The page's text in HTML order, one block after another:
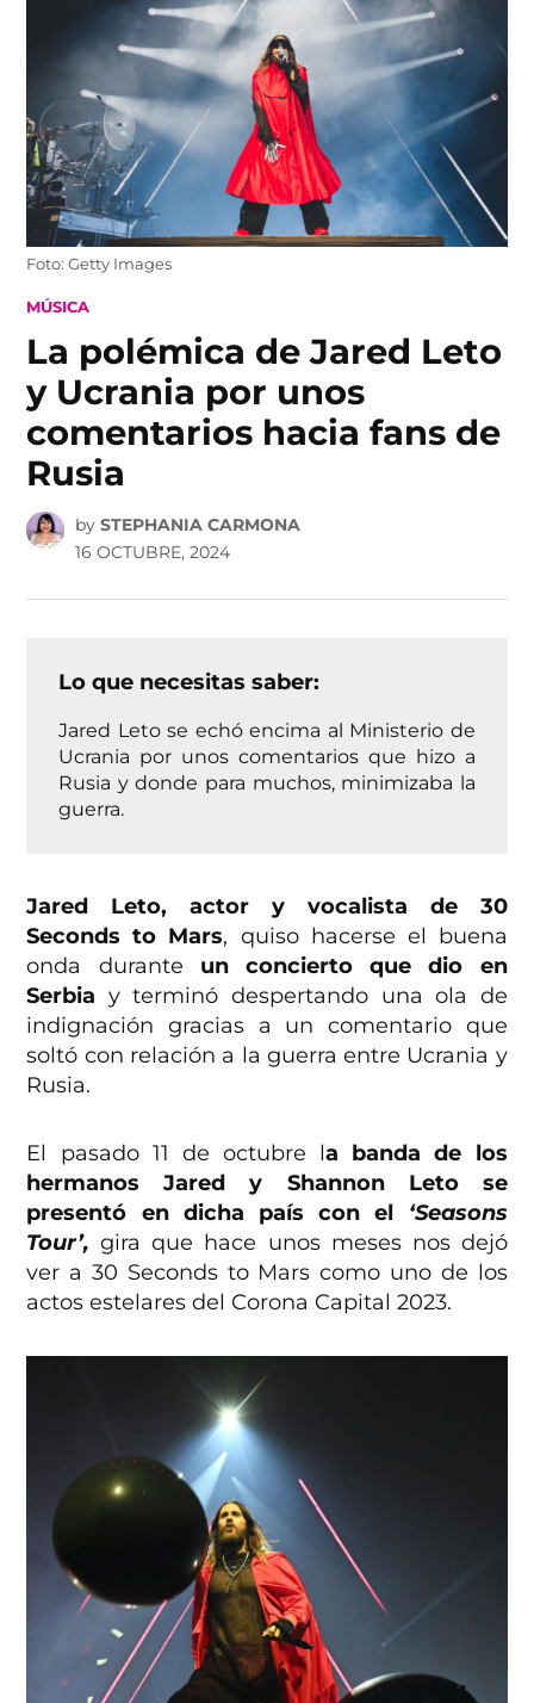
content
Foto: Getty Images
POSTED
MÚSICA
La polémica de Jared Leto
y Ucrania por unos
comentarios hacia fans de
Rusia
by STEPHANIA CARMONA
16 OCTUBRE, 2024
Lo que necesitas saber:
Jared Leto se echó encima al Ministerio de
Ucrania por unos comentarios que hizo a
Rusia y donde para muchos, minimizaba la
guerra.
Jared Leto, actor y vocalista de 30
Seconds to Mars, quiso hacerse el buena
onda durante un concierto que dio en
Serbia y terminó despertando una ola de
indignación gracias a un comentario que
soltó con relación a la guerra entre Ucrania y
Rusia.
El pasado 11 de octubre la banda de los
hermanos Jared y Shannon Leto se
presentó en dicha país con el ‘Seasons
Tour’, gira que hace unos meses nos dejó
ver a 30 Seconds to Mars como uno de los
actos estelares del Corona Capital 2023.